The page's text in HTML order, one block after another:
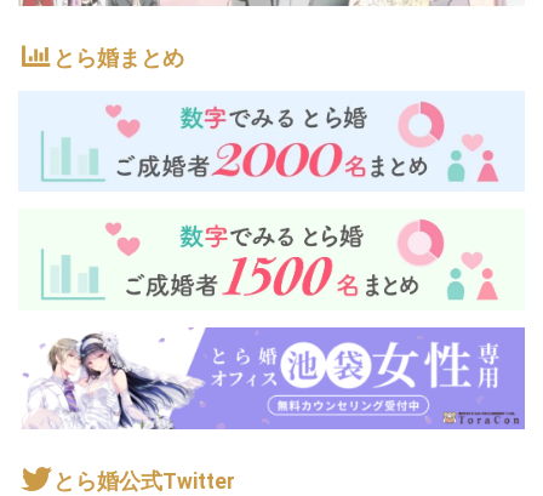
とら婚まとめ
とら婚公式Twitter